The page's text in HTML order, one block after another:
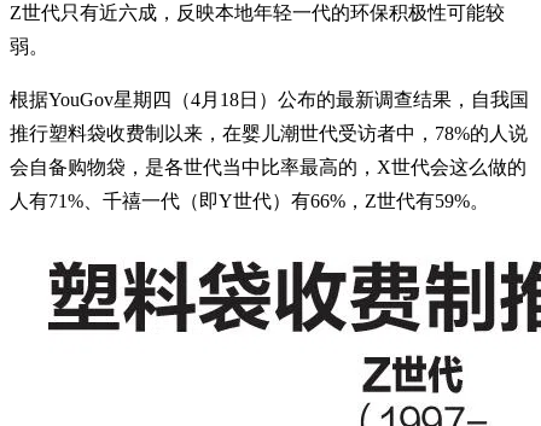
Z世代只有近六成，反映本地年轻一代的环保积极性可能较
弱。
根据YouGov星期四（4月18日）公布的最新调查结果，自我国
推行塑料袋收费制以来，在婴儿潮世代受访者中，78%的人说
会自备购物袋，是各世代当中比率最高的，X世代会这么做的
人有71%、千禧一代（即Y世代）有66%，Z世代有59%。